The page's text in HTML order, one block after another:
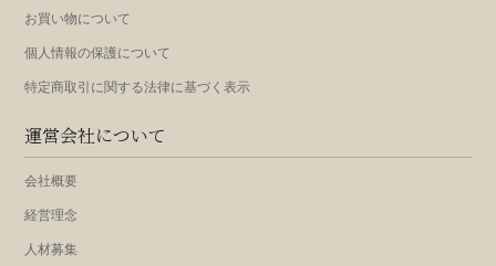
お買い物について
個人情報の保護について
特定商取引に関する法律に基づく表示
運営会社について
会社概要
経営理念
人材募集